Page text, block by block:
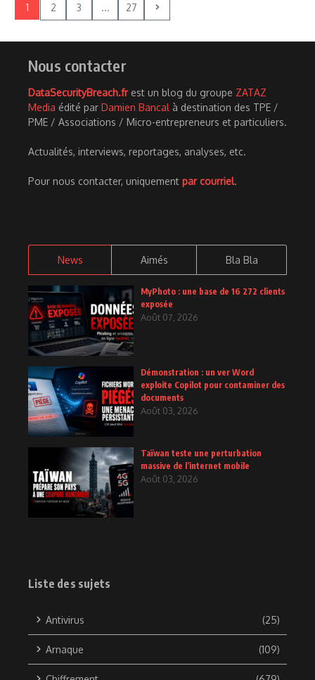
1 2 3 ... 27
Nous contacter
DataSecurityBreach.frest un blog du groupe ZATAZ
Media édité par Damien Bancal à destination des TPE /
PME / Associations / Micro-entrepreneurs et particuliers.
Actualités, interviews, reportages, analyses, etc.
Pour nous contacter, uniquement par courriel.
News Aimés Bla Bla
MyPhoto : une base de 16 272 clients
exposée
Août 07, 2026
Démonstration : un ver Word
exploite Copilot pour contaminer des
documents
Août 03, 2026
Taïwan teste une perturbation
massive de l’internet mobile
Août 03, 2026
Liste des sujets
Antivirus (25)
Arnaque (109)